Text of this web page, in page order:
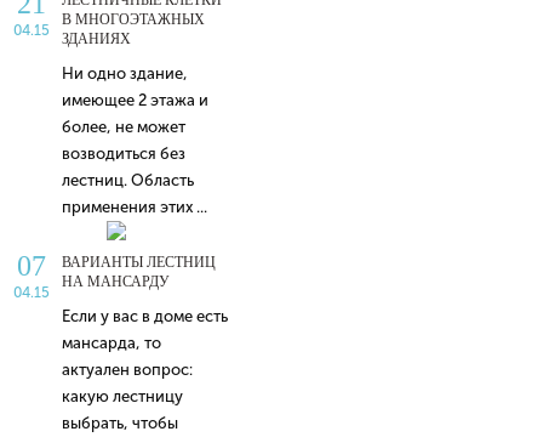
04.15
В МНОГОЭТАЖНЫХ
ЗДАНИЯХ
Ни одно здание,
имеющее 2 этажа и
более, не может
возводиться без
лестниц. Область
применения этих ...
07
04.15
ВАРИАНТЫ ЛЕСТНИЦ
НА МАНСАРДУ
Если у вас в доме есть
мансарда, то
актуален вопрос:
какую лестницу
выбрать, чтобы